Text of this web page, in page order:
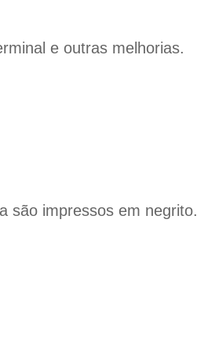
e outras melhorias.
são impressos em negrito.